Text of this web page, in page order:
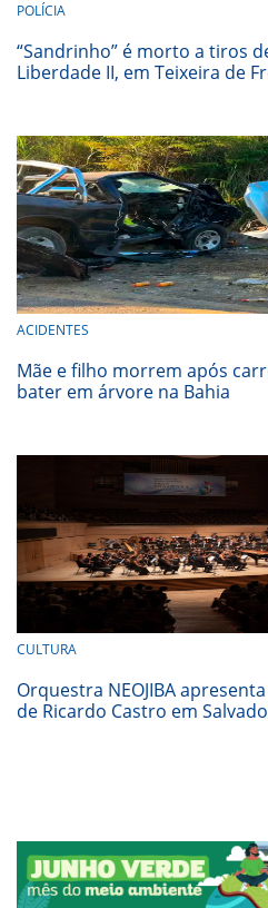
POLÍCIA
“Sandrinho” é morto a tiros
Liberdade II, em Teixeira de
ACIDENTES
Mãe e filho morrem após
bater em árvore na Bahia
CULTURA
Orquestra NEOJIBA
de Ricardo Castro em